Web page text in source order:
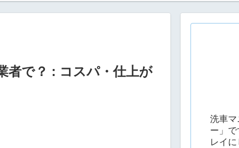
者で？ : コスパ・仕上が
洗車マ
ー」
レイ